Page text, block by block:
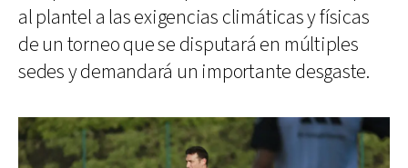
al plantel a las exigencias climáticas y físicas
de un torneo que se disputará en múltiples
sedes y demandará un importante desgaste.